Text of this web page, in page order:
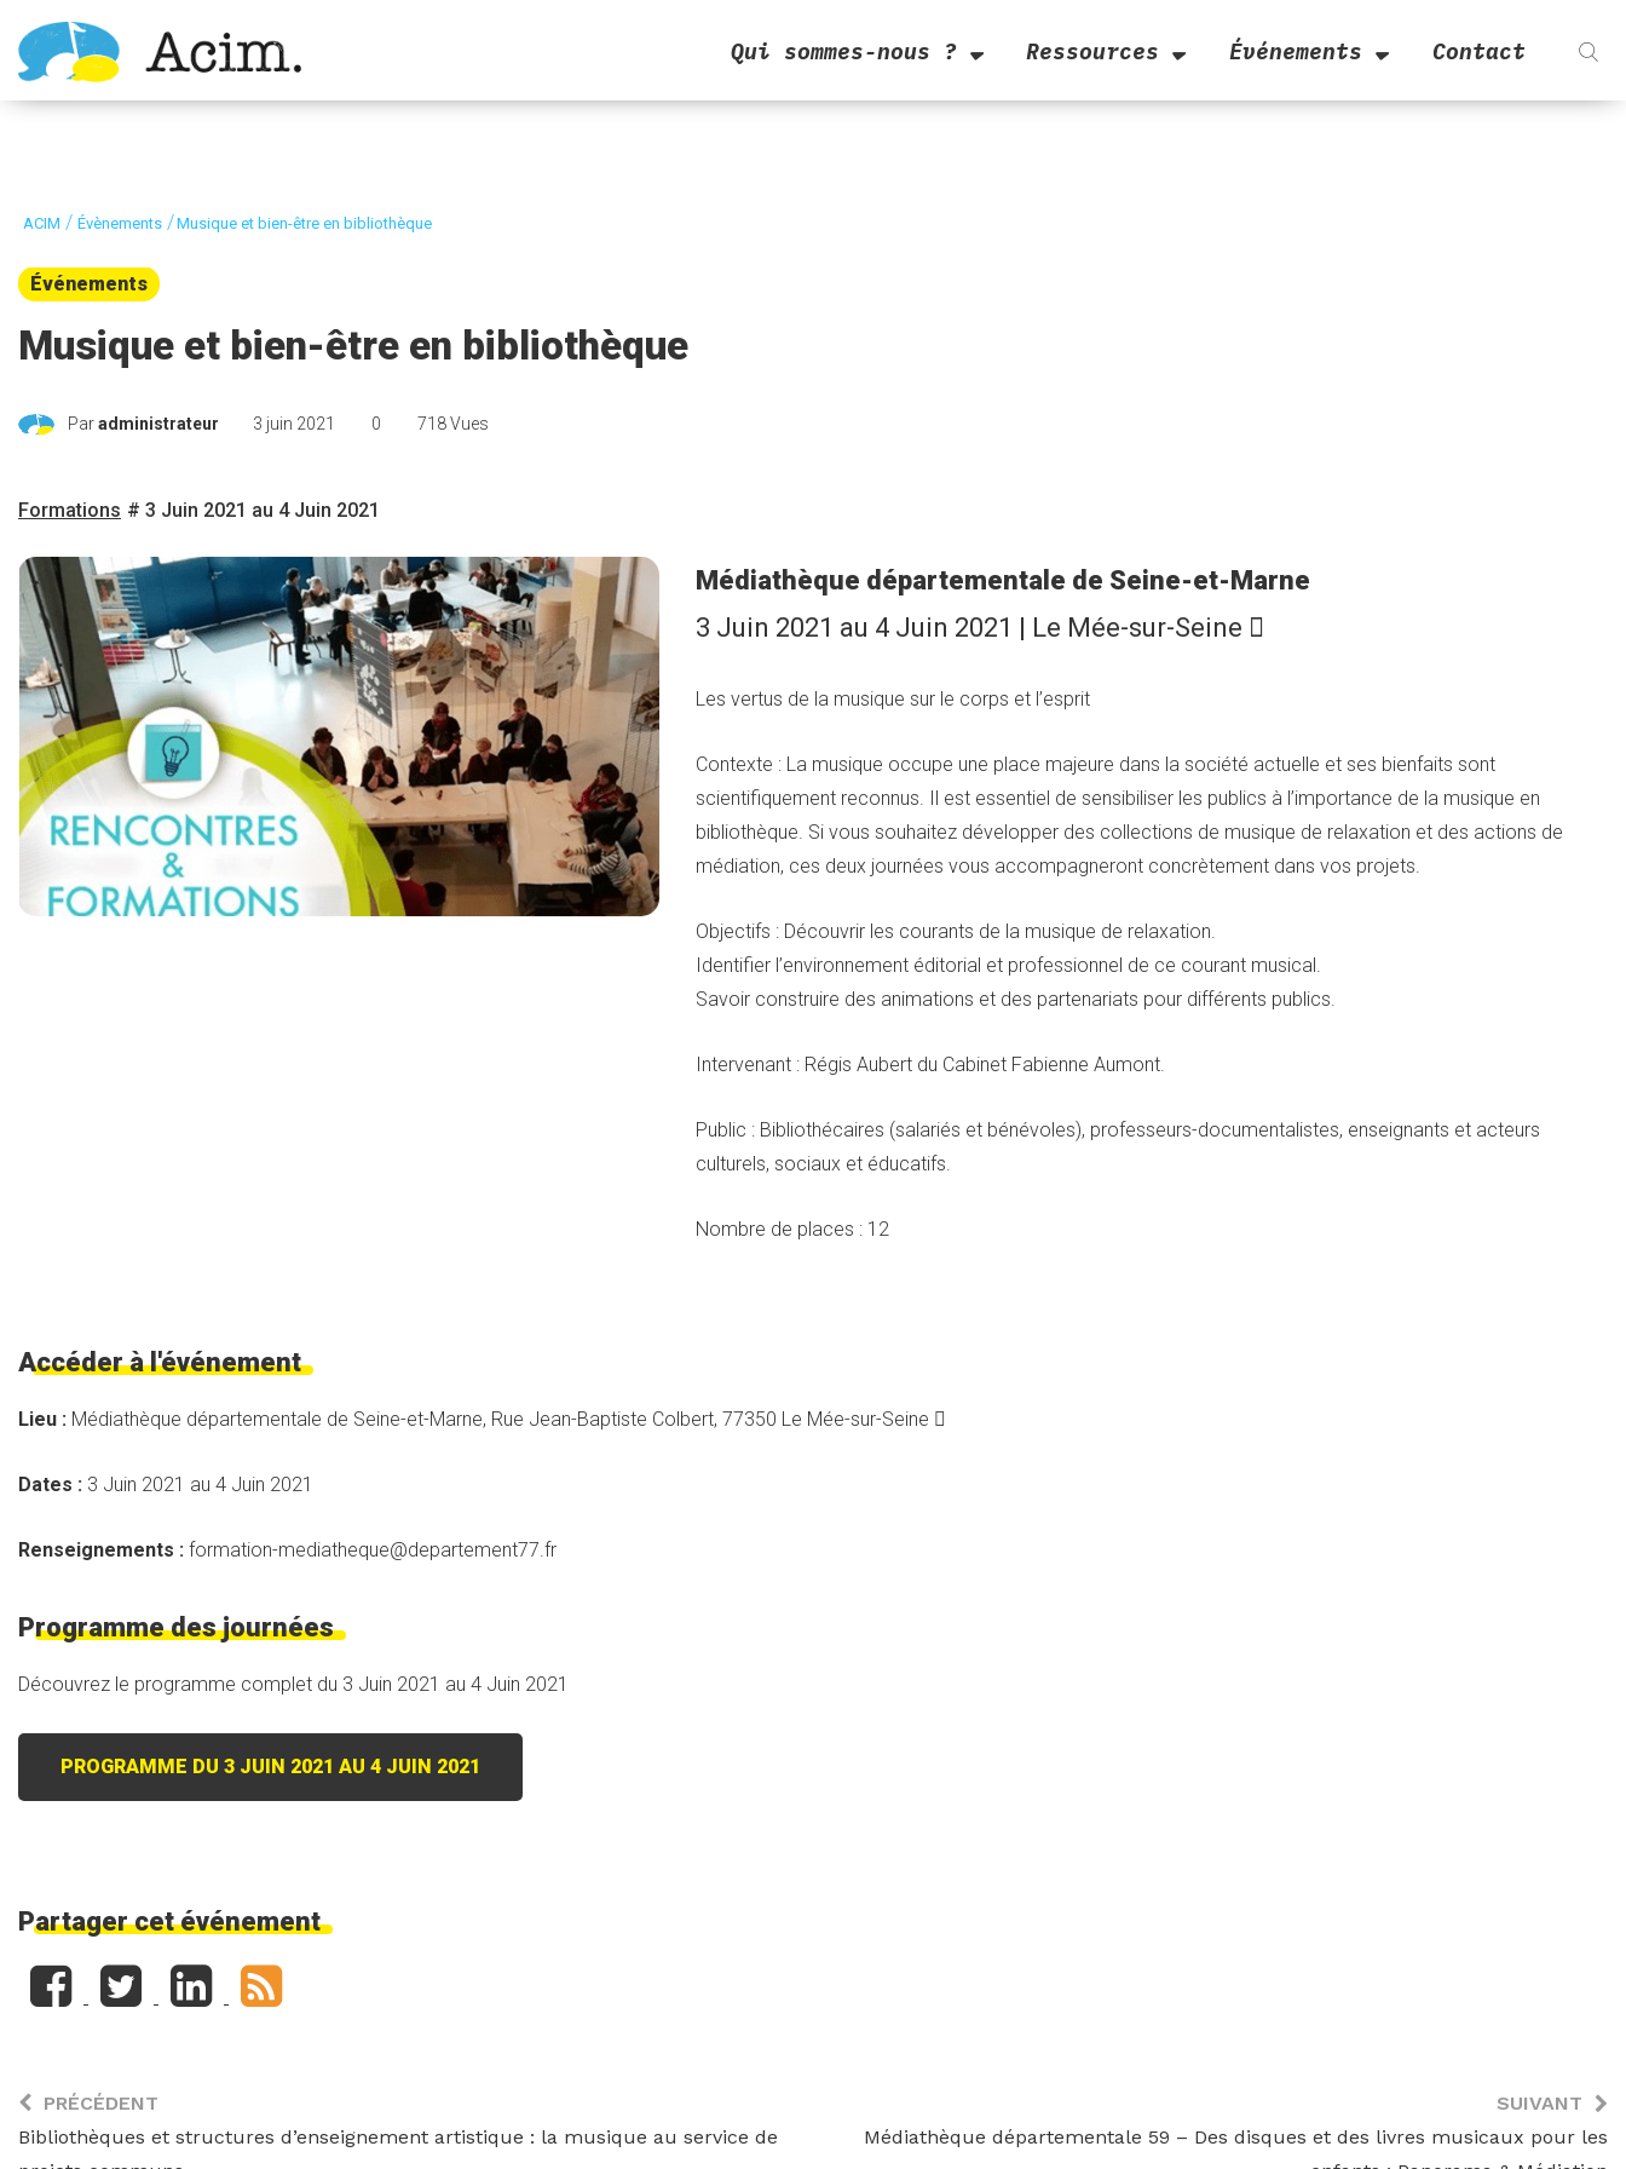
Ouvrir la barre d’outils
Qui sommes-nous ? Ressources Événements Contact
ACIM / Évènements /Musique et bien-être en bibliothèque
Événements
Musique et bien-être en bibliothèque
Paradministrateur 3 juin 2021 0 718 Vues
Formations # 3 Juin 2021 au 4 Juin 2021
Médiathèque départementale de Seine-et-Marne
3 Juin 2021 au 4 Juin 2021 | Le Mée-sur-Seine 
Les vertus de la musique sur le corps et l’esprit
Contexte : La musique occupe une place majeure dans la société actuelle et ses bienfaits sont
scientifiquement reconnus. Il est essentiel de sensibiliser les publics à l’importance de la musique en
bibliothèque. Si vous souhaitez développer des collections de musique de relaxation et des actions de
médiation, ces deux journées vous accompagneront concrètement dans vos projets.
Objectifs : Découvrir les courants de la musique de relaxation.
Identifier l’environnement éditorial et professionnel de ce courant musical.
Savoir construire des animations et des partenariats pour différents publics.
Intervenant : Régis Aubert du Cabinet Fabienne Aumont.
Public : Bibliothécaires (salariés et bénévoles), professeurs-documentalistes, enseignants et acteurs
culturels, sociaux et éducatifs.
Nombre de places : 12
Accéder à l'événement
Lieu : Médiathèque départementale de Seine-et-Marne, Rue Jean-Baptiste Colbert, 77350 Le Mée-sur-Seine 
Dates : 3 Juin 2021 au 4 Juin 2021
Renseignements : formation-mediatheque@departement77.fr
Programme des journées
Découvrez le programme complet du 3 Juin 2021 au 4 Juin 2021
PROGRAMME DU 3 JUIN 2021 AU 4 JUIN 2021
Partager cet événement
PRÉCÉDENT
Bibliothèques et structures d’enseignement artistique : la musique au service de
SUIVANT
Médiathèque départementale 59 – Des disques et des livres musicaux pour les